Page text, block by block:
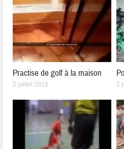
Practise de golf à la maison
2 juillet 2015 2